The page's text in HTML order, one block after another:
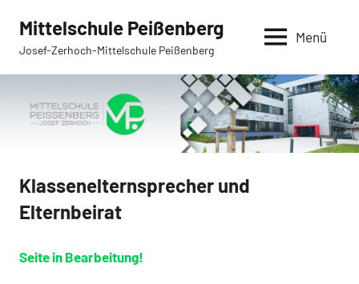
Inhalt
springen
Mittelschule Peißenberg
Josef-Zerhoch-Mittelschule Peißenberg
Menü
Klassenelternsprecher und
Elternbeirat
Seite in Bearbeitung!